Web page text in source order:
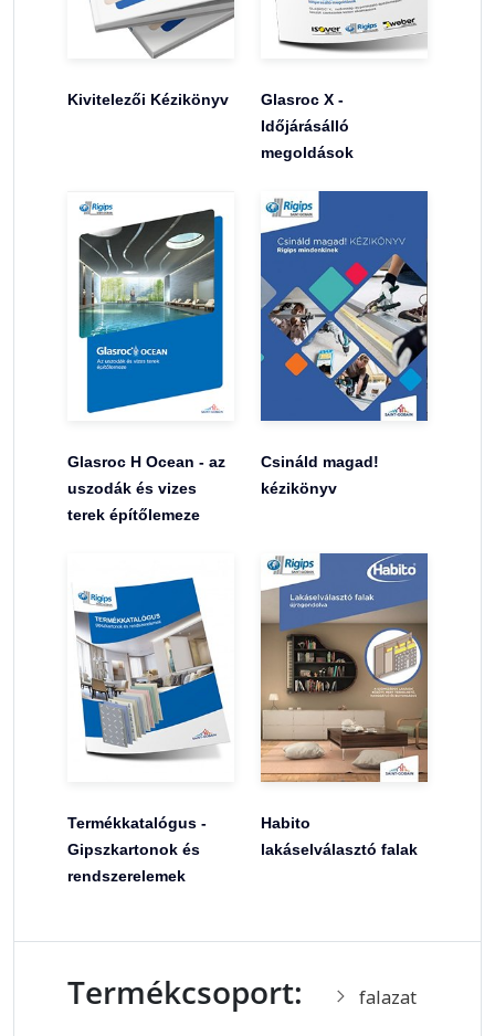
Kivitelezői Kézikönyv
Glasroc X -
Időjárásálló
megoldások
Glasroc H Ocean - az
uszodák és vizes
terek építőlemeze
Csináld magad!
kézikönyv
Termékkatalógus -
Gipszkartonok és
rendszerelemek
Habito
lakáselválasztó falak
Termékcsoport: falazat